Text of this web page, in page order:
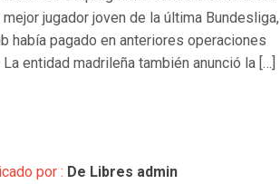
jugador joven de la última Bundesliga,
había pagado en anteriores operaciones
entidad madrileña también anunció la […]
por : De Libres admin